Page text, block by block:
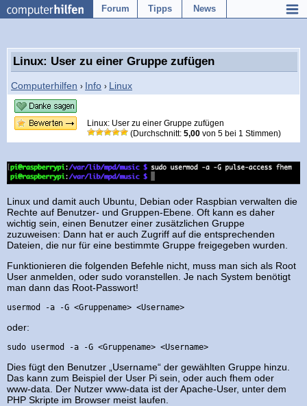
Forum Tipps News
Linux: User zu einer Gruppe zufügen
Computerhilfen › Info › Linux
Linux: User zu einer Gruppe zufügen
(Durchschnitt: 5,00 von 5 bei 1 Stimmen)
Linux und damit auch Ubuntu, Debian oder Raspbian verwalten die
Rechte auf Benutzer- und Gruppen-Ebene. Oft kann es daher
wichtig sein, einen Benutzer einer zusätzlichen Gruppe
zuzuweisen: Dann hat er auch Zugriff auf die entsprechenden
Dateien, die nur für eine bestimmte Gruppe freigegeben wurden.
Funktionieren die folgenden Befehle nicht, muss man sich als Root
User anmelden, oder sudo voranstellen. Je nach System benötigt
man dann das Root-Passwort!
usermod -a -G <Gruppename> <Username>
oder:
sudo usermod -a -G <Gruppename> <Username>
Dies fügt den Benutzer „Username“ der gewählten Gruppe hinzu.
Das kann zum Beispiel der User Pi sein, oder auch fhem oder
www-data. Der Nutzer www-data ist der Apache-User, unter dem
PHP Skripte im Browser meist laufen.